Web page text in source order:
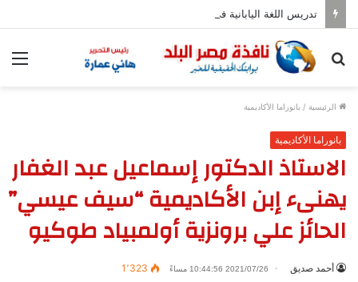
تدريس اللغة اليابانية فى المدارس بدءا من العام المقبل
بحث
الرئيسية / بانوراما الأكاديمية
بانوراما الأكاديمية
الاستاذ الدكتور إسماعيل عبد الغفار
يهنىء إبن الأكاديمية “سيف عيسي”
الحائز علي برونزية أولمبياد طوكيو
أحمد صديق 2021/07/26 10:44:56 مساءً 1٬323